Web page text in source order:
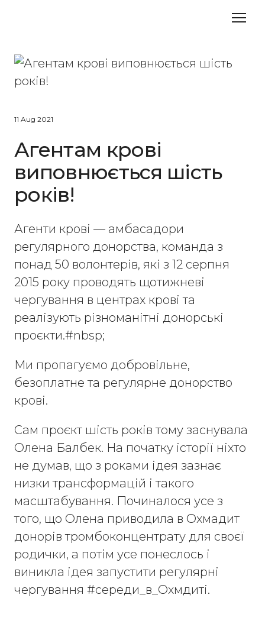
11 Aug 2021
Агентам крові
виповнюється шість
років!
Агенти крові — амбасадори
регулярного донорства, команда з
понад 50 волонтерів, які з 12 серпня
2015 року проводять щотижневі
чергування в центрах крові та
реалізують різноманітні донорські
проєкти.#nbsp;
Ми пропагуємо добровільне,
безоплатне та регулярне донорство
крові.
Сам проєкт шість років тому заснувала
Олена Балбек. На початку історії ніхто
не думав, що з роками ідея зазнає
низки трансформацій і такого
масштабування. Починалося усе з
того, що Олена приводила в Охмадит
донорів тромбоконцентрату для своєї
родички, а потім усе понеслось і
виникла ідея запустити регулярні
чергування #середи_в_Охмдиті.